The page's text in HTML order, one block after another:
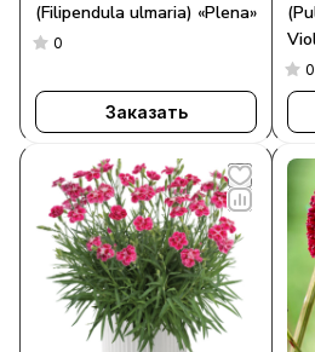
(Filipendula ulmaria) «Plena»
0
Заказать
0